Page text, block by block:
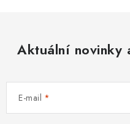
Aktuální novinky
E-mail